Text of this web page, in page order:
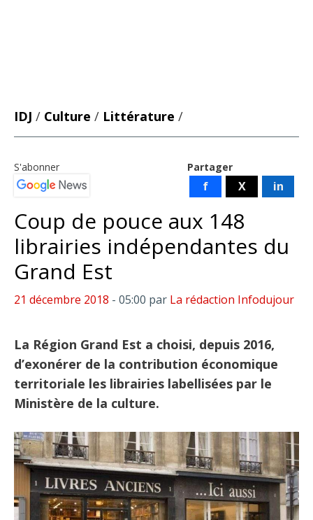
IDJ / Culture / Littérature /
Partager
f X in
S'abonner
Coup de pouce aux 148
librairies indépendantes du
Grand Est
21 décembre 2018 - 05:00 par La rédaction Infodujour
La Région Grand Est a choisi, depuis 2016,
d’exonérer de la contribution économique
territoriale les librairies labellisées par le
Ministère de la culture.